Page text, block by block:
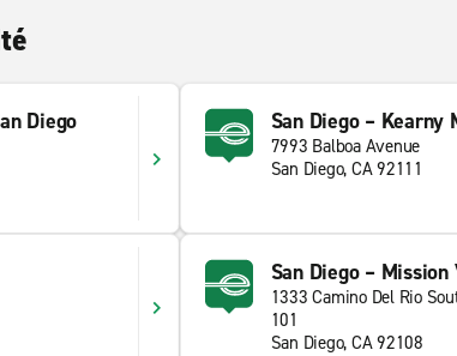
Diego
San Diego – Kearny
7993 Balboa Avenue
San Diego, CA 92111
San Diego – Mission
1333 Camino Del Rio
101
San Diego, CA 92108